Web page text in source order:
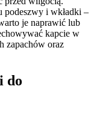
podeszwy i wkładki –
je naprawić lub
kapcie w
zapachów oraz
do